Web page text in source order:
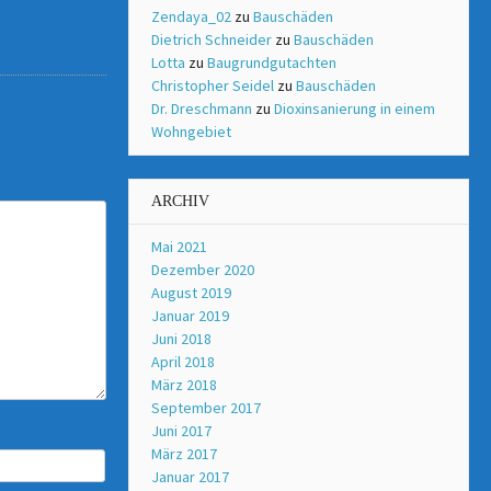
Zendaya_02 zu Bauschäden
Dietrich Schneider zu Bauschäden
Lotta zu Baugrundgutachten
Christopher Seidel zu Bauschäden
Dr. Dreschmann zu Dioxinsanierung in einem
Wohngebiet
ARCHIV
Mai 2021
Dezember 2020
August 2019
Januar 2019
Juni 2018
April 2018
März 2018
September 2017
Juni 2017
März 2017
Januar 2017